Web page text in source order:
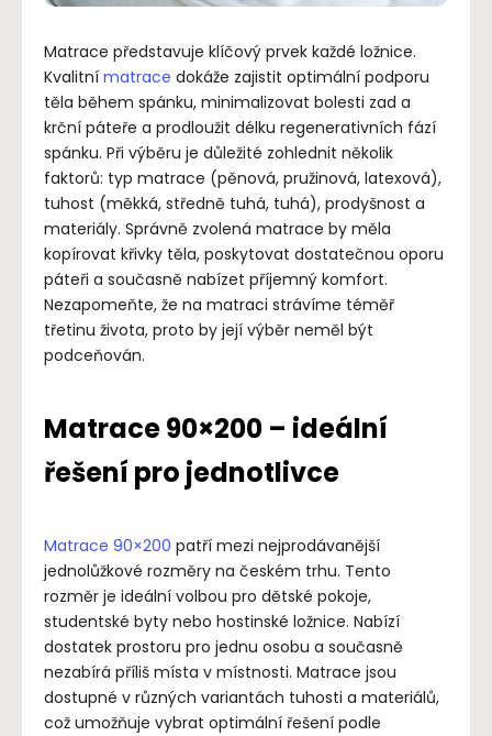
Matrace představuje klíčový prvek každé ložnice.
Kvalitní matrace dokáže zajistit optimální podporu
těla během spánku, minimalizovat bolesti zad a
krční páteře a prodloužit délku regenerativních fází
spánku. Při výběru je důležité zohlednit několik
faktorů: typ matrace (pěnová, pružinová, latexová),
tuhost (měkká, středně tuhá, tuhá), prodyšnost a
materiály. Správně zvolená matrace by měla
kopírovat křivky těla, poskytovat dostatečnou oporu
páteři a současně nabízet příjemný komfort.
Nezapomeňte, že na matraci strávíme téměř
třetinu života, proto by její výběr neměl být
podceňován.
Matrace 90×200 – ideální
řešení pro jednotlivce
Matrace 90×200 patří mezi nejprodávanější
jednolůžkové rozměry na českém trhu. Tento
rozměr je ideální volbou pro dětské pokoje,
studentské byty nebo hostinské ložnice. Nabízí
dostatek prostoru pro jednu osobu a současně
nezabírá příliš místa v místnosti. Matrace jsou
dostupné v různých variantách tuhosti a materiálů,
což umožňuje vybrat optimální řešení podle